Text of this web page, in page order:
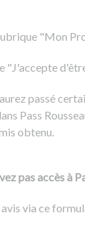
"Mon
"J'accepte
passé
Pass
obtenu.
pas accès à
via ce